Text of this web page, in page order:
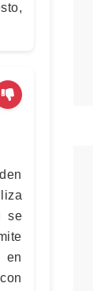
se
en